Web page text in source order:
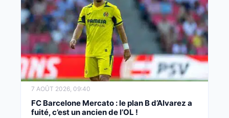
7 AOÛT 2026, 09:40
FC Barcelone Mercato : le plan B d’Alvarez a
fuité, c’est un ancien de l’OL !